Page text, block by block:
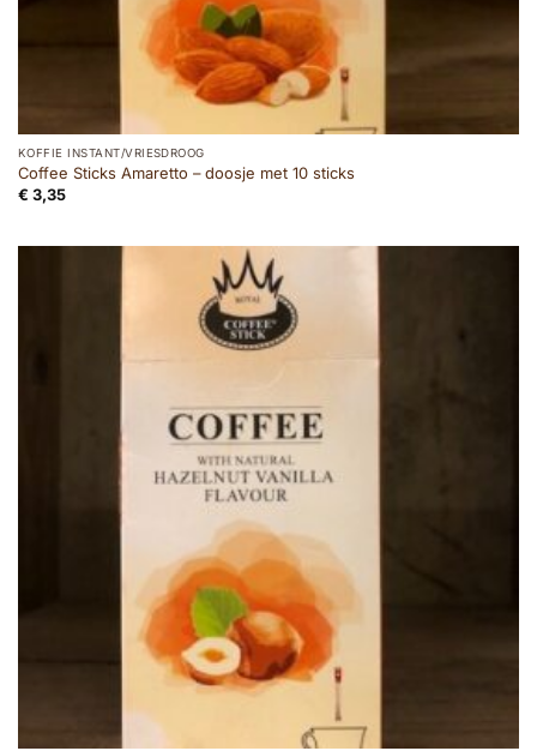
KOFFIE INSTANT/VRIESDROOG
Coffee Sticks Amaretto – doosje met 10 sticks
€ 3,35